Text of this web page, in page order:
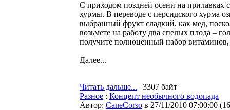
С приходом поздней осени на прилавках
хурмы. В переводе с персидского хурма
выбранный фрукт сладкий, как мед,
возьмете на работу два спелых плода –
получите полноценный набор
Далее...
Читать дальше... | 3307 байт
Разное : Концепт необычного водопада
Автор: CaneCorso в 27/11/2010 07:00:00 (